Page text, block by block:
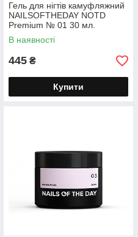
Гель для нігтів камуфляжний
NAILSOFTHEDAY NOTD
Premium № 01 30 мл.
В наявності
445 ₴
Купити